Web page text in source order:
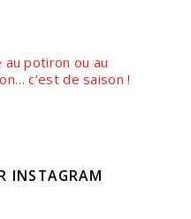
au potiron ou au
c’est de saison !
INSTAGRAM